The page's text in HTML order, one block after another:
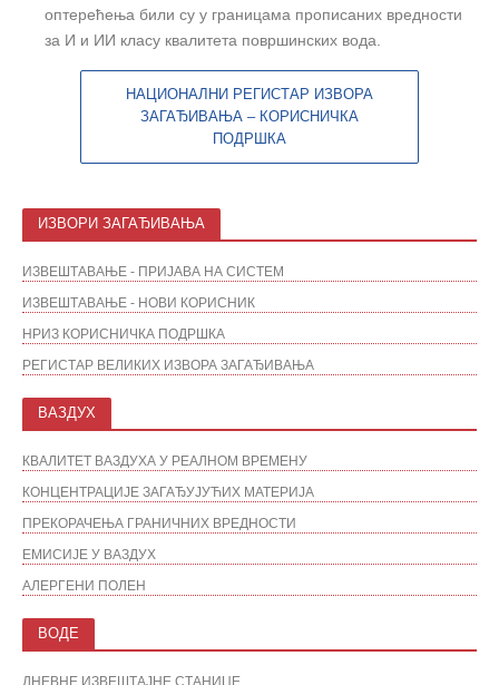
оптерећења били су у границама прописаних вредности
за И и ИИ класу квалитета површинских вода.
НАЦИОНАЛНИ РЕГИСТАР ИЗВОРА
ЗАГАЂИВАЊА – КОРИСНИЧКА
ПОДРШКА
ИЗВОРИ ЗАГАЂИВАЊА
ИЗВЕШТАВАЊЕ - ПРИЈАВА НА СИСТЕМ
ИЗВЕШТАВАЊЕ - НОВИ КОРИСНИК
НРИЗ КОРИСНИЧКА ПОДРШКА
РЕГИСТАР ВЕЛИКИХ ИЗВОРА ЗАГАЂИВАЊА
ВАЗДУХ
КВАЛИТЕТ ВАЗДУХА У РЕАЛНОМ ВРЕМЕНУ
КОНЦЕНТРАЦИЈЕ ЗАГАЂУЈУЋИХ МАТЕРИЈА
ПРЕКОРАЧЕЊА ГРАНИЧНИХ ВРЕДНОСТИ
ЕМИСИЈЕ У ВАЗДУХ
АЛЕРГЕНИ ПОЛЕН
ВОДЕ
ДНЕВНЕ ИЗВЕШТАЈНЕ СТАНИЦЕ